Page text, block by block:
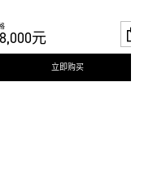
元
立即购买